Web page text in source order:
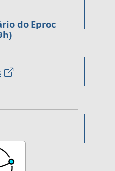
do Eproc